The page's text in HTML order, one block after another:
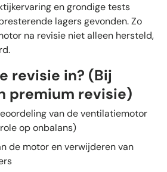
en grondige tests
lagers gevonden. Zo
na revisie niet alleen hersteld,
revisie in? (Bij
premium revisie)
van de ventilatiemotor
op onbalans)
de motor en verwijderen van